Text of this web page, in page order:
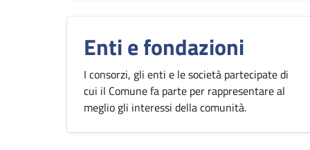
Enti e fondazioni
I consorzi, gli enti e le società partecipate di
cui il Comune fa parte per rappresentare al
meglio gli interessi della comunità.